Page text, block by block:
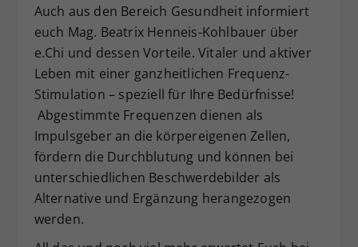
Auch aus den Bereich Gesundheit informiert
euch Mag. Beatrix Henneis-Kohlbauer über
e.Chi und dessen Vorteile. Vitaler und aktiver
Leben mit einer ganzheitlichen Frequenz-
Stimulation – speziell für Ihre Bedürfnisse!
Abgestimmte Frequenzen dienen als
Impulsgeber an die körpereigenen Zellen,
fördern die Durchblutung und können bei
unterschiedlichen Beschwerdebilder als
Alternative und Ergänzung herangezogen
werden.